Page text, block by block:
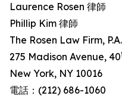
Laurence Rosen 律師
Phillip Kim 律師
The Rosen Law Firm, P.A.
275 Madison Avenue, 40
New York, NY 10016
電話：(212) 686-1060